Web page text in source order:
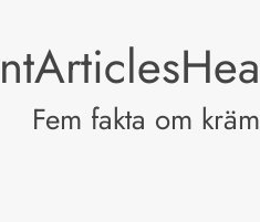
Fem fakta om